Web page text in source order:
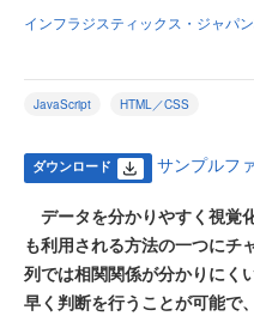
インフラジスティックス・ジャパ
JavaScript HTML／CSS
ダウンロード サンプルフ
データを分かりやすく視覚
も利用される方法の一つにチ
列では相関関係が分かりにく
早く判断を行うことが可能で